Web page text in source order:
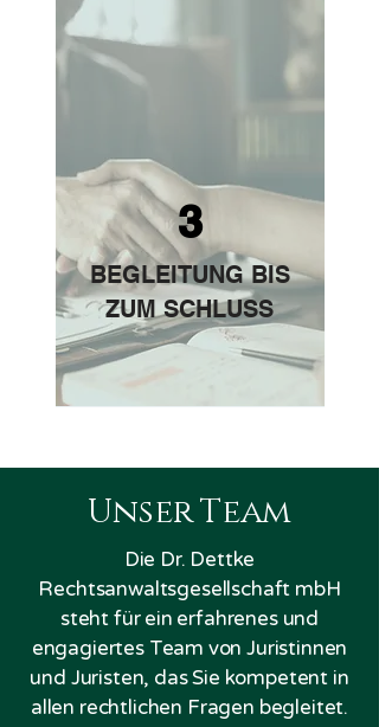
3
BEGLEITUNG BIS
ZUM SCHLUSS
Unser Team
Die Dr. Dettke
Rechtsanwaltsgesellschaft mbH
steht für ein erfahrenes und
engagiertes Team von Juristinnen
und Juristen, das Sie kompetent in
allen rechtlichen Fragen begleitet.